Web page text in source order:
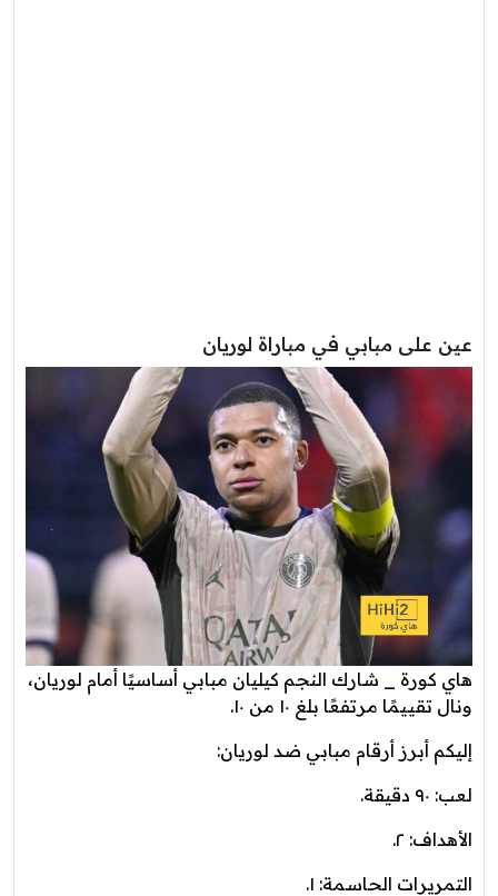
عين على مبابي في مباراة لوريان
هاي كورة _ شارك النجم كيليان مبابي أساسيًا أمام لوريان،
ونال تقييمًا مرتفعًا بلغ ١٠ من ١٠.
إليكم أبرز أرقام مبابي ضد لوريان:
لعب: ٩٠ دقيقة.
الأهداف: ٢.
التمريرات الحاسمة: ١.